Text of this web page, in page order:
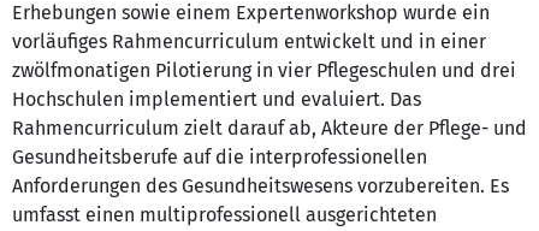
Erhebungen sowie einem Expertenworkshop wurde ein
vorläufiges Rahmencurriculum entwickelt und in einer
zwölfmonatigen Pilotierung in vier Pflegeschulen und drei
Hochschulen implementiert und evaluiert. Das
Rahmencurriculum zielt darauf ab, Akteure der Pflege- und
Gesundheitsberufe auf die interprofessionellen
Anforderungen des Gesundheitswesens vorzubereiten. Es
umfasst einen multiprofessionell ausgerichteten